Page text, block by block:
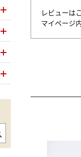
レビューは
マイページ